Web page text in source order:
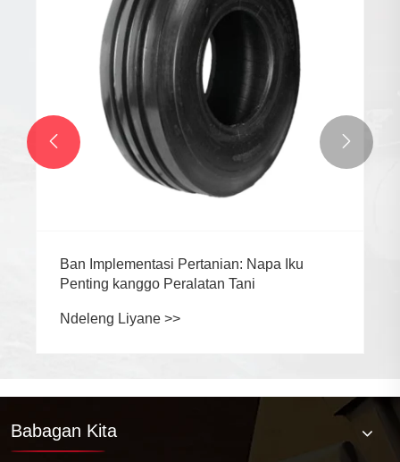
Ban Implementasi Pertanian: Napa Iku
Penting kanggo Peralatan Tani
Ndeleng Liyane >>
 
Babagan Kita